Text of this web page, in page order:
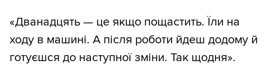
«Дванадцять — це якщо пощастить. Їли на
ходу в машині. А після роботи йдеш додому й
готуєшся до наступної зміни. Так щодня».